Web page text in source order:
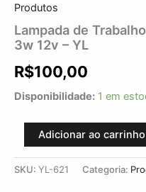
Produtos
Lampada de
3w 12v – YL
R$100,00
Disponibilidade: 1 em
Adicionar ao carrinho
SKU: YL-621 Categoria: